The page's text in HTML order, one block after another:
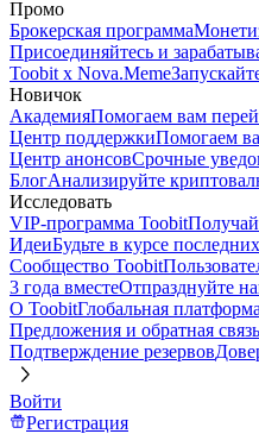
Промо
Брокерская программа
Присоединяйтесь и
Toobit x Nova.Meme
Новичок
АкадемияПомогаем вам
Центр поддержкиПомогаем
Центр анонсовСрочные
БлогАнализируйте
Исследовать
VIP-программа Toobit
ИдеиБудьте в курсе
Сообщество Toobit
3 года вместеОтпразднуйте
О ToobitГлобальная
Предложения и обратная связь
Подтверждение резервов
Войти
Регистрация